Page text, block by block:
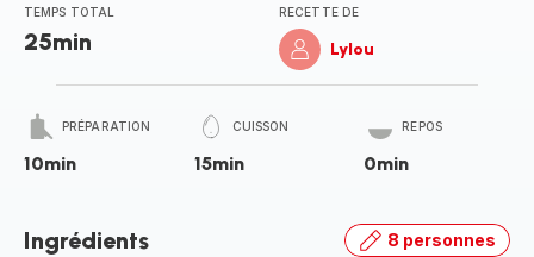
TEMPS TOTAL
25min
RECETTE DE
Lylou
PRÉPARATION
10min
CUISSON
15min
REPOS
0min
Ingrédients 8 personnes